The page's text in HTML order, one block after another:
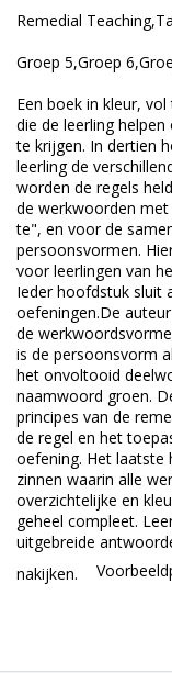
Remedial
Groep 5,Groep
Een boek in kleur,
die de leerling
te krijgen. In dertien
leerling de
worden de regels
de werkwoorden
te", en voor de
persoonsvormen.
voor leerlingen van
Ieder hoofdstuk sluit
oefeningen.De
de
is de persoonsvorm
het onvoltooid
naamwoord groen.
principes van de
de regel en het
oefening. Het laatste
zinnen waarin alle
overzichtelijke en
geheel compleet.
uitgebreide
nakijken.